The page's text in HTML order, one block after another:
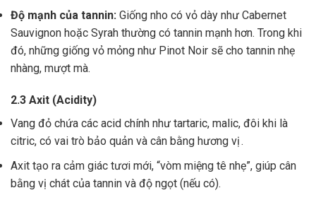
Độ mạnh của tannin: Giống nho có vỏ dày như Cabernet
Sauvignon hoặc Syrah thường có tannin mạnh hơn. Trong khi
đó, những giống vỏ mỏng như Pinot Noir sẽ cho tannin nhẹ
nhàng, mượt mà.
2.3 Axit (Acidity)
Vang đỏ chứa các acid chính như tartaric, malic, đôi khi là
citric, có vai trò bảo quản và cân bằng hương vị .
Axit tạo ra cảm giác tươi mới, “vòm miệng tê nhẹ”, giúp cân
bằng vị chát của tannin và độ ngọt (nếu có).